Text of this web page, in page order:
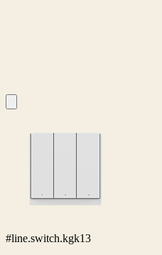
#line.switch.kgk13